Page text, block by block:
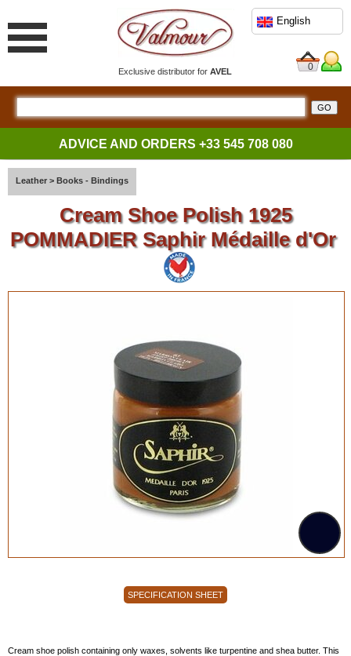
Exclusive distributor forAVEL
English
0
ADVICE AND ORDERS +33 545 708 080
Leather > Books - Bindings
Cream Shoe Polish 1925
POMMADIER Saphir Médaille d'Or
SPECIFICATION SHEET
Cream shoe polish containing only waxes, solvents like turpentine and shea butter. This